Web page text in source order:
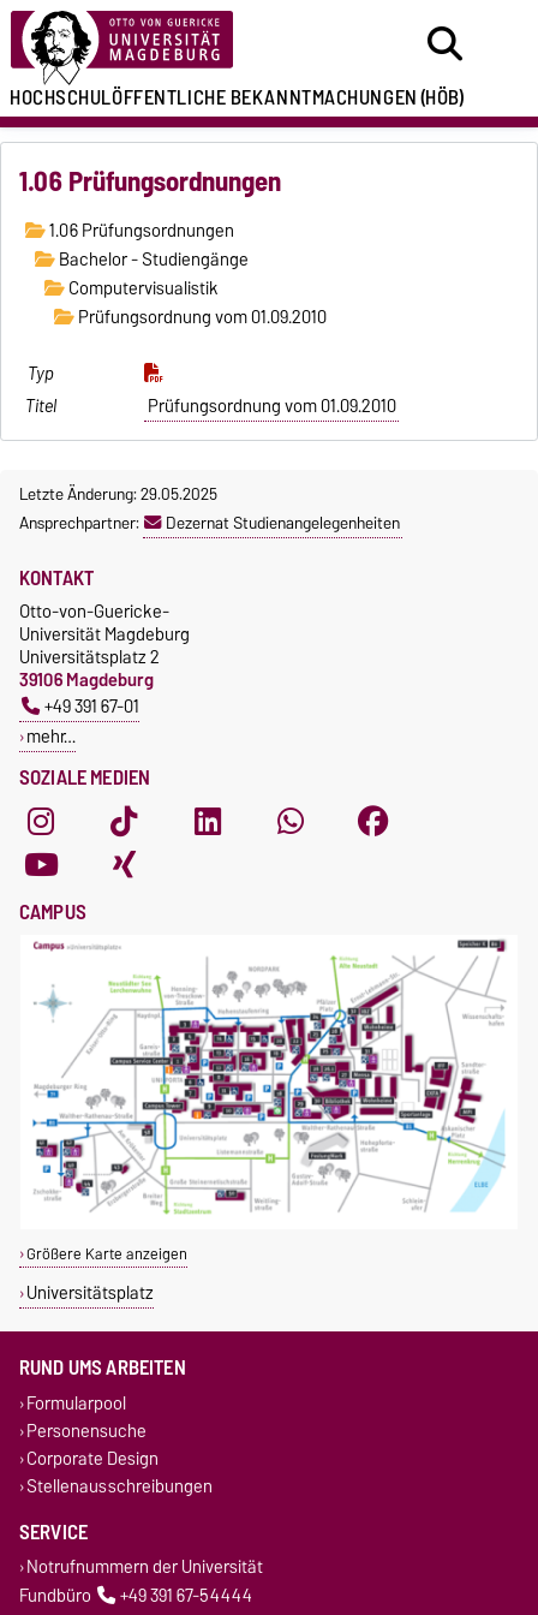
HOCHSCHULÖFFENTLICHEBEKANNTMACHUNGEN(HÖB)
1.06 Prüfungsordnungen
1.06 Prüfungsordnungen
Bachelor - Studiengänge
Computervisualistik
Prüfungsordnung vom 01.09.2010
Prüfungsordnung vom 01.09.2010
Letzte Änderung: 29.05.2025
Ansprechpartner:
Dezernat Studienangelegenheiten
SOZIALE MEDIEN
KONTAKT
Otto-von-Guericke-
Universität Magdeburg
Universitätsplatz 2
39106 Magdeburg
+49 391 67-01
mehr…
CAMPUS
Größere Karte anzeigen
Universitätsplatz
RUND UMS ARBEITEN
Formularpool
Personensuche
Corporate Design
Stellenausschreibungen
SERVICE
Notrufnummern der Universität
Fundbüro
+49 391 67-54444